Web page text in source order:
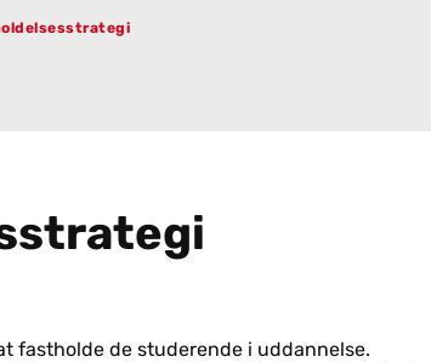
fastholde de studerende i uddannelse.